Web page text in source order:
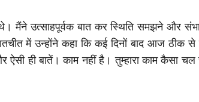
उत्साहपूर्वक बात कर स्थिति समझने और
में उन्होंने कहा कि कई दिनों बाद आज ठीक से
ऐसी ही बातें। काम नहीं है। तुम्हारा काम कैसा